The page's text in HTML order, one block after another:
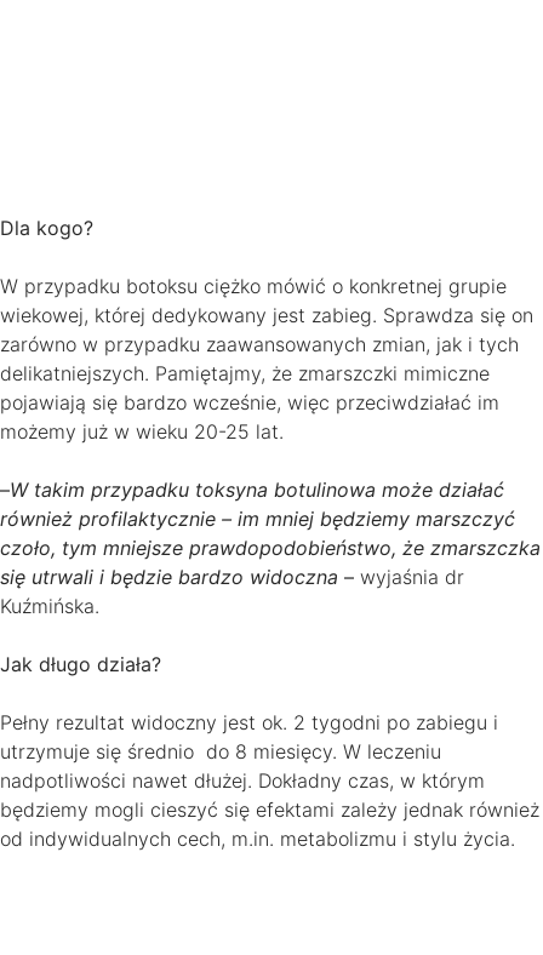
Dla kogo?
W przypadku botoksu ciężko mówić o konkretnej grupie
wiekowej, której dedykowany jest zabieg. Sprawdza się on
zarówno w przypadku zaawansowanych zmian, jak i tych
delikatniejszych. Pamiętajmy, że zmarszczki mimiczne
pojawiają się bardzo wcześnie, więc przeciwdziałać im
możemy już w wieku 20-25 lat.
–W takim przypadku toksyna botulinowa może działać
również profilaktycznie – im mniej będziemy marszczyć
czoło, tym mniejsze prawdopodobieństwo, że zmarszczka
się utrwali i będzie bardzo widoczna – wyjaśnia dr
Kuźmińska.
Jak długo działa?
Pełny rezultat widoczny jest ok. 2 tygodni po zabiegu i
utrzymuje się średnio do 8 miesięcy. W leczeniu
nadpotliwości nawet dłużej. Dokładny czas, w którym
będziemy mogli cieszyć się efektami zależy jednak również
od indywidualnych cech, m.in. metabolizmu i stylu życia.